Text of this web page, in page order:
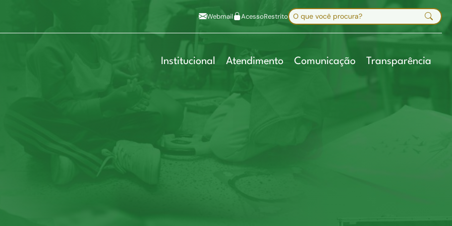
Mapa do site
Webmail AcessoRestritoBuscar no site
Institucional Atendimento Comunicação Transparência